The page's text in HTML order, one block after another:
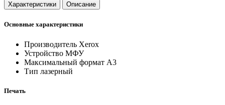
Характеристики Описание
Основные характеристики
Производитель Xerox
Устройство МФУ
Максимальный формат А3
Тип лазерный
Печать